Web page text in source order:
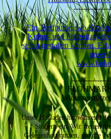
Ein Treffpunkt, wo
Kultur- und
selbst gestalten können.
unser
Wir
Unser Hofladen hat während
Stöbern ein. Wir freuen
Gelegenheit nutzen, um die